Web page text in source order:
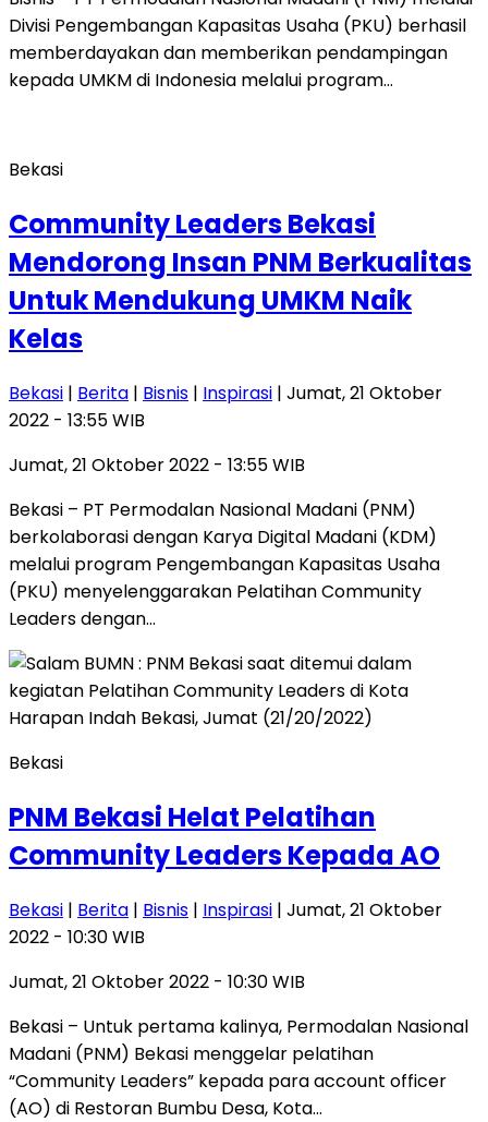
Divisi Pengembangan Kapasitas Usaha (PKU) berhasil
memberdayakan dan memberikan pendampingan
kepada UMKM di Indonesia melalui program…
Bekasi
Community Leaders Bekasi
Mendorong Insan PNM Berkualitas
Untuk Mendukung UMKM Naik
Kelas
Bekasi | Berita | Bisnis | Inspirasi | Jumat, 21 Oktober
2022 - 13:55 WIB
Jumat, 21 Oktober 2022 - 13:55 WIB
Bekasi – PT Permodalan Nasional Madani (PNM)
berkolaborasi dengan Karya Digital Madani (KDM)
melalui program Pengembangan Kapasitas Usaha
(PKU) menyelenggarakan Pelatihan Community
Leaders dengan…
Bekasi
PNM Bekasi Helat Pelatihan
Community Leaders Kepada AO
Bekasi | Berita | Bisnis | Inspirasi | Jumat, 21 Oktober
2022 - 10:30 WIB
Jumat, 21 Oktober 2022 - 10:30 WIB
Bekasi – Untuk pertama kalinya, Permodalan Nasional
Madani (PNM) Bekasi menggelar pelatihan
“Community Leaders” kepada para account officer
(AO) di Restoran Bumbu Desa, Kota…